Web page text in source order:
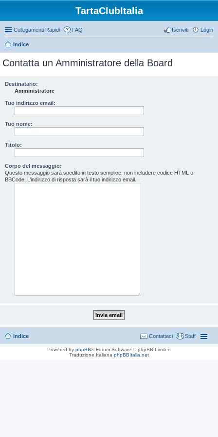
TartaClubItalia
Collegamenti Rapidi FAQ Login
Iscriviti
Indice
Contatta un Amministratore della Board
Destinatario:
Amministratore
Tuo indirizzo email:
Tuo nome:
Titolo:
Corpo del messaggio:
Questo messaggio sarà spedito in testo semplice, non includere codice HTML o
BBCode. L’indirizzo di risposta sarà il tuo indirizzo email.
Indice Staff
Contattaci
Powered by phpBB® Forum Software © phpBB Limited
Traduzione Italiana phpBBItalia.net